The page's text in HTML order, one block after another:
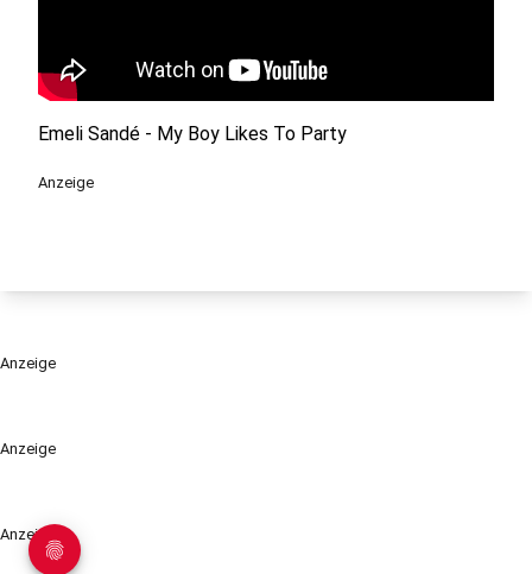
Anzeige
Anzeige
Emeli Sandé - My Boy Likes To Party
Anzeige
Anzeige